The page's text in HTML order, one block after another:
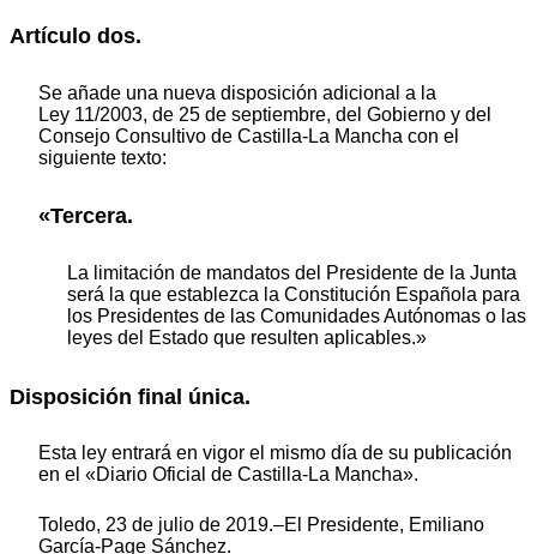
Artículo dos.
Se añade una nueva disposición adicional a la
Ley 11/2003, de 25 de septiembre, del Gobierno y del
Consejo Consultivo de Castilla-La Mancha con el
siguiente texto:
«Tercera.
La limitación de mandatos del Presidente de la Junta
será la que establezca la Constitución Española para
los Presidentes de las Comunidades Autónomas o las
leyes del Estado que resulten aplicables.»
Disposición final única.
Esta ley entrará en vigor el mismo día de su publicación
en el «Diario Oficial de Castilla-La Mancha».
Toledo, 23 de julio de 2019.–El Presidente, Emiliano
García-Page Sánchez.